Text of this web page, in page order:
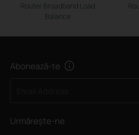
Router Broadband Load
Balance
Abonează-te
Urmărește-ne